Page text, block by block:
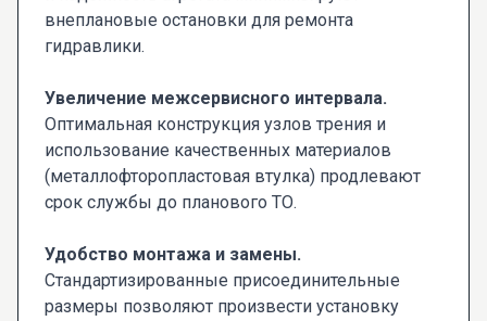
внеплановые остановки для ремонта
гидравлики.
Увеличение межсервисного интервала.
Оптимальная конструкция узлов трения и
использование качественных материалов
(металлофторопластовая втулка) продлевают
срок службы до планового ТО.
Удобство монтажа и замены.
Стандартизированные присоединительные
размеры позволяют произвести установку